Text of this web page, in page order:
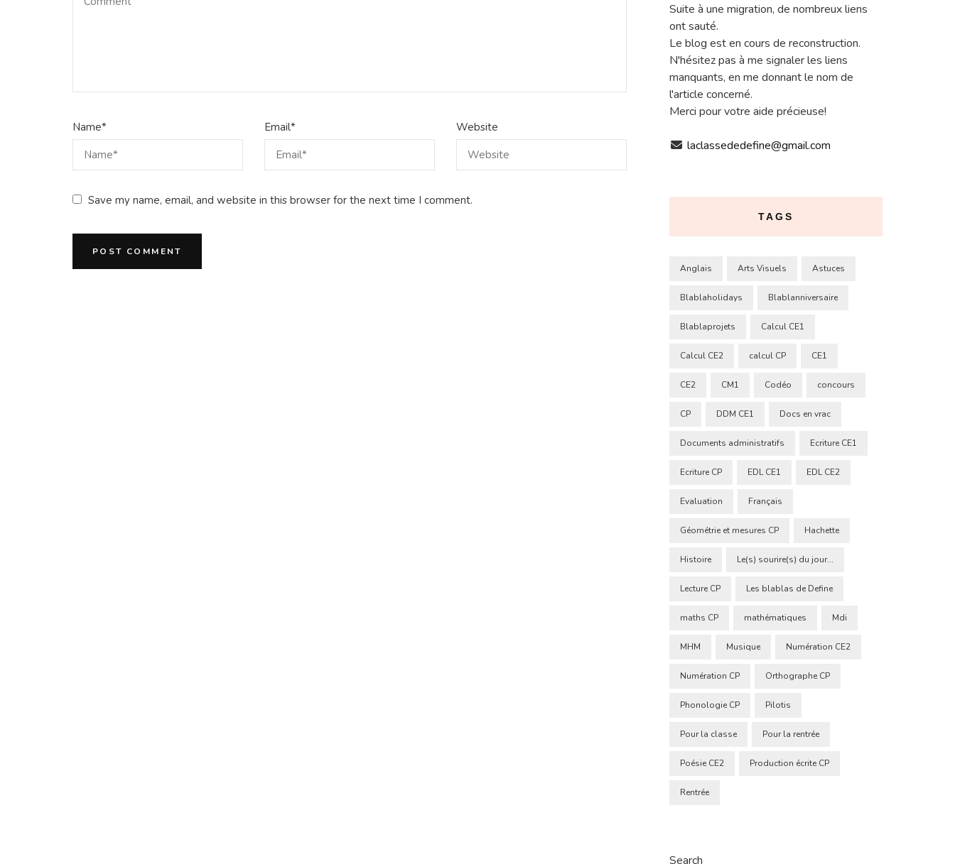
Name* Email* Website
Save my name, email, and website in this browser for the next time I comment.
Suite à une migration, de nombreux liens
ont sauté.
Le blog est en cours de reconstruction.
N'hésitez pas à me signaler les liens
manquants, en me donnant le nom de
l'article concerné.
Merci pour votre aide précieuse!
laclassededefine@gmail.com
TAGS
Anglais Arts Visuels Astuces
Blablaholidays Blablanniversaire
Blablaprojets Calcul CE1
Calcul CE2 calcul CP CE1
CE2 CM1 Codéo concours
CP DDM CE1 Docs en vrac
Documents administratifs Ecriture CE1
Ecriture CP EDL CE1 EDL CE2
Evaluation Français
Géométrie et mesures CP Hachette
Histoire Le(s) sourire(s) du jour...
Lecture CP Les blablas de Define
maths CP mathématiques Mdi
MHM Musique Numération CE2
Numération CP Orthographe CP
Phonologie CP Pilotis
Pour la classe Pour la rentrée
Poésie CE2 Production écrite CP
Rentrée
Search